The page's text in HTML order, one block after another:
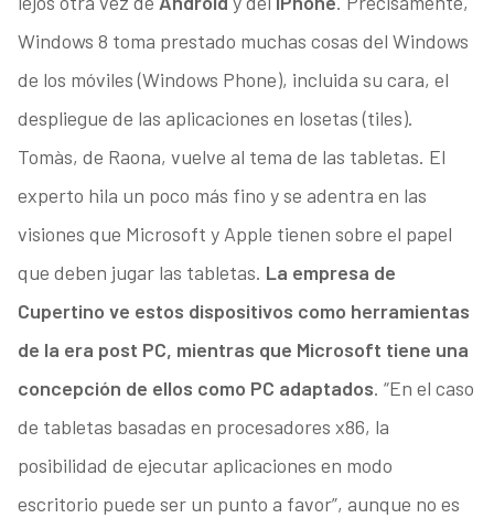
Windows 8 toma prestado muchas cosas del Windows
de los móviles (Windows Phone), incluida su cara, el
despliegue de las aplicaciones en losetas (tiles).
Tomàs, de Raona, vuelve al tema de las tabletas. El
experto hila un poco más fino y se adentra en las
visiones que Microsoft y Apple tienen sobre el papel
que deben jugar las tabletas. La empresa de
Cupertino ve estos dispositivos como herramientas
de la era post PC, mientras que Microsoft tiene una
concepción de ellos como PC adaptados. “En el caso
de tabletas basadas en procesadores x86, la
posibilidad de ejecutar aplicaciones en modo
escritorio puede ser un punto a favor”, aunque no es